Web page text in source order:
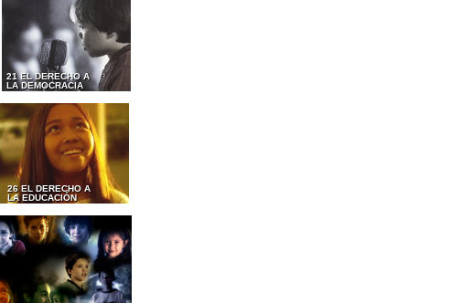
21 EL DERECHO A
LA DEMOCRACIA
26 EL DERECHO A
LA EDUCACIÓN